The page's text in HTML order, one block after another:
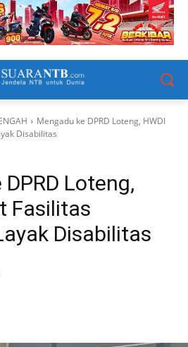
Mengadu ke DPRD Loteng, HWDI
Disabilitas
Loteng,
Fasilitas
Disabilitas